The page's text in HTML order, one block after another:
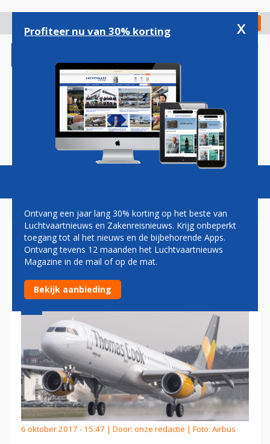
gaan
Check in
Magazine Podcasts Vacatures
GROTE PILOTENSTAKING
THOMAS COOK AFGEBLAZEN
6 oktober 2017 - 15:47 | Door: onze redactie | Foto: Airbus
Profiteer nu van 30% korting x
Ontvang een jaar lang 30% korting op het beste van
Luchtvaartnieuws en Zakenreisnieuws. Krijg onbeperkt
toegang tot al het nieuws en de bijbehorende Apps.
Ontvang tevens 12 maanden het Luchtvaartnieuws
Magazine in de mail of op de mat.
Bekijk aanbieding